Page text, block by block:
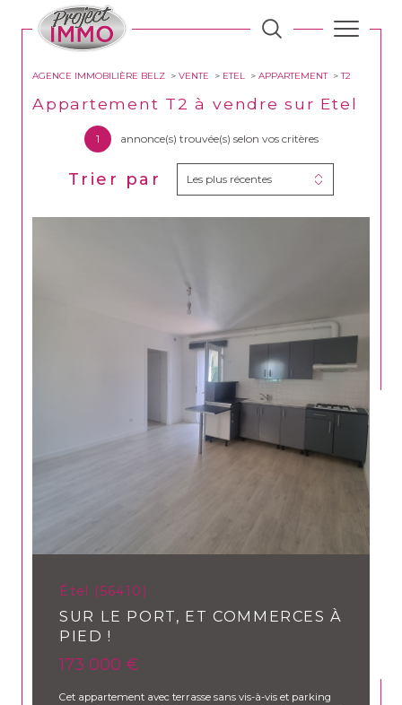
AGENCE IMMOBILIÈRE BELZ VENTE ETEL APPARTEMENT T2
Appartement T2 à vendre sur Etel
1 annonce(s) trouvée(s) selon vos critères
Trier par Les plus récentes
Étel (56410)
SUR LE PORT, ET COMMERCES À
PIED !
173 000 €
Cet appartement avec terrasse sans vis-à-vis et parking